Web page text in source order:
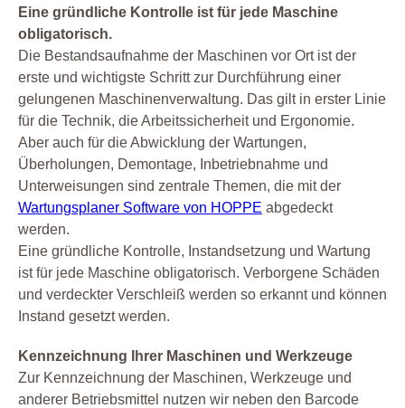
Eine gründliche Kontrolle ist für jede Maschine
obligatorisch.
Die Bestandsaufnahme der Maschinen vor Ort ist der
erste und wichtigste Schritt zur Durchführung einer
gelungenen Maschinenverwaltung. Das gilt in erster Linie
für die Technik, die Arbeitssicherheit und Ergonomie.
Aber auch für die Abwicklung der Wartungen,
Überholungen, Demontage, Inbetriebnahme und
Unterweisungen sind zentrale Themen, die mit der
Wartungsplaner Software von HOPPE abgedeckt
werden.
Eine gründliche Kontrolle, Instandsetzung und Wartung
ist für jede Maschine obligatorisch. Verborgene Schäden
und verdeckter Verschleiß werden so erkannt und können
Instand gesetzt werden.
Kennzeichnung Ihrer Maschinen und Werkzeuge
Zur Kennzeichnung der Maschinen, Werkzeuge und
anderer Betriebsmittel nutzen wir neben den Barcode